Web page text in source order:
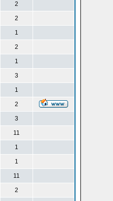
2
2
1
2
1
3
1
2
3
11
1
1
11
2